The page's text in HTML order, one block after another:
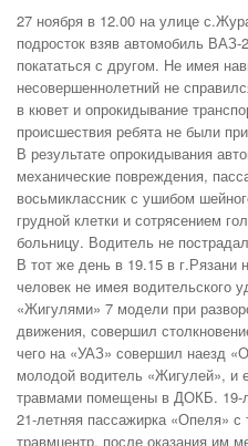
27 ноября в 12.00 на улице
подросток взяв автомобиль
покататься с другом. Не имея
несовершеннолетний не
в кювет и опрокидывание
происшествия ребята не были
В результате опрокидывания
механические повреждения,
восьмиклассник с ушибом
грудной клетки и сотрясением
больницу. Водитель не
В тот же день в 19.15 в г.Рязани
человек не имея водительского
«Жигулями» 7 модели при
движения, совершил
чего на «УАЗ» совершил наезд
молодой водитель «Жигулей», и
травмами помещены в ДОКБ. 19-
21-летняя пассажирка «Опеля»
травмцентр, после оказания им